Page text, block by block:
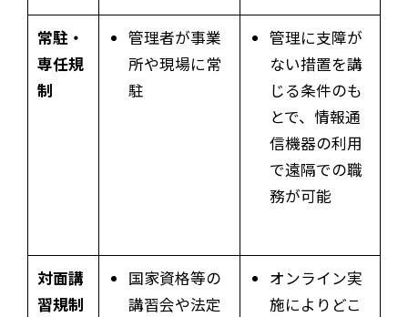
常駐・
専任規
制
管理者が事業
所や現場に常
駐
管理に支障が
ない措置を講
じる条件のも
とで、情報通
信機器の利用
で遠隔での職
務が可能
対面講
習規制
国家資格等の
講習会や法定
オンライン実
施によりどこ